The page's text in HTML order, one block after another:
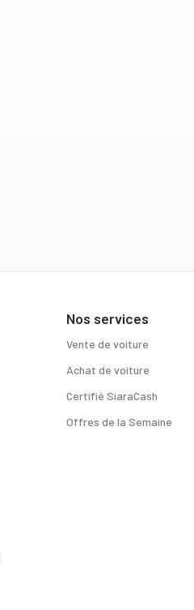
Nos services
Vente de voiture
Achat de voiture
Certifié SiaraCash
Offres de la Semaine